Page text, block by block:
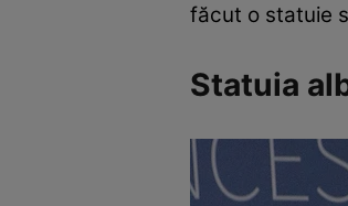
făcut o statuie
Statuia